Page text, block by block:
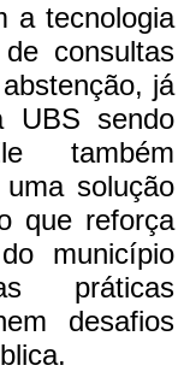
a tecnologia
consultas
já
UBS sendo
também
solução
que reforça
município
práticas
desafios